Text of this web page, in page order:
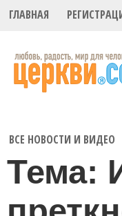
ГЛАВНАЯ
ВСЕ НОВОСТИ И ВИДЕО
Тема: